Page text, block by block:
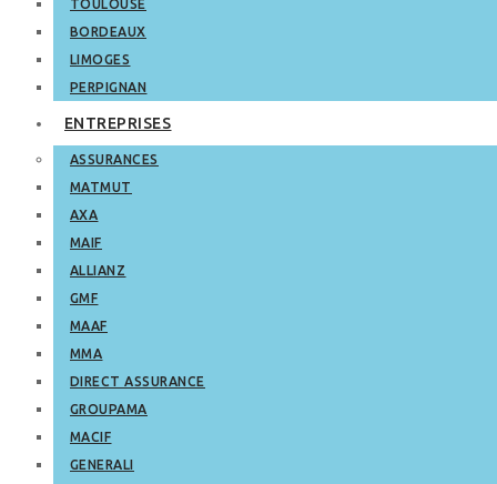
TOULOUSE
BORDEAUX
LIMOGES
PERPIGNAN
ENTREPRISES
ASSURANCES
MATMUT
AXA
MAIF
ALLIANZ
GMF
MAAF
MMA
DIRECT ASSURANCE
GROUPAMA
MACIF
GENERALI